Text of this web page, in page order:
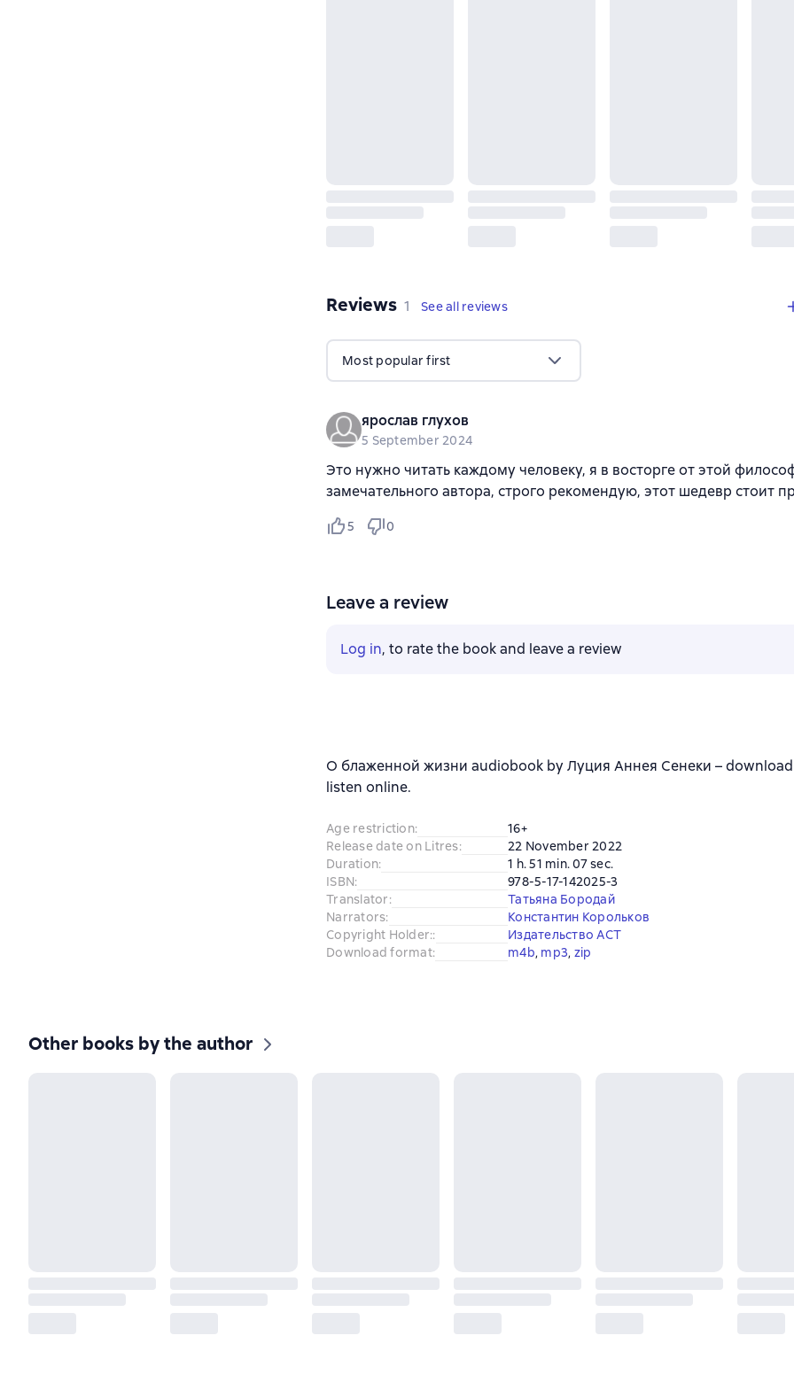
Reviews 1 review
1 See all reviews
Most popular first
ярослав глухов
5 September 2024
Это нужно читать каждому человеку, я в восторге от этой
замечательного автора, строго рекомендую, этот шедевр стоит
5 0
Leave a review
Log in, to rate the book and leave a review
О блаженной жизни audiobook by Луция Аннея Сенеки – download
listen online.
Age restriction:
16+
Release date on Litres:
22 November 2022
Duration:
1 h. 51 min. 07 sec.
ISBN:
978-5-17-142025-3
Translator:
Татьяна Бородай
Narrators:
Константин Корольков
Copyright Holder::
Издательство АСТ
Download format: m4b, mp3, zip
Other books by the author